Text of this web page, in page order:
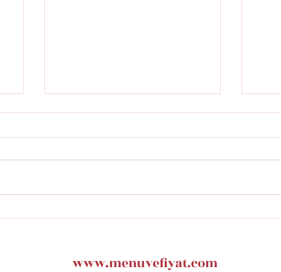
Masa Restaurant istinye
www.menuvefiyat.com